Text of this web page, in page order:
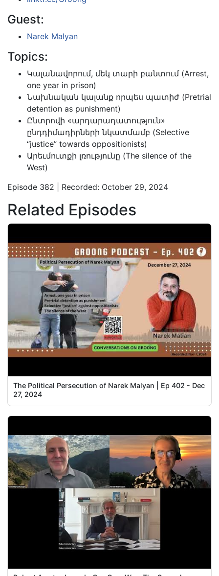
Guest:
Narek Malyan
Topics:
Կալանավորում, մեկ տարի բանտում (Arrest,
one year in prison)
Նախնական կալանք որպես պատիժ (Pretrial
detention as punishment)
Ընտրովի «արդարադատություն»
ընդդիմադիրների նկատմամբ (Selective
“justice” towards oppositionists)
Արեւմուտքի լռությունը (The silence of the
West)
Episode 382 | Recorded: October 29, 2024
Related Episodes
The Political Persecution of Narek Malyan | Ep 402 - Dec
27, 2024